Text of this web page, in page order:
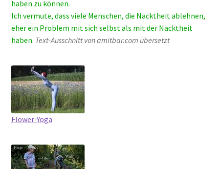
haben zu kön­nen.
Ich ver­mu­te, dass vie­le Men­schen, die Nackt­heit ableh­nen,
eher ein Pro­blem mit sich selbst als mit der Nackt­heit
haben. Text-Aus­schnitt von amitbar.com über­setzt
Flower-Yoga